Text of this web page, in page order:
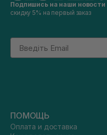
Подпишись на наши новости
скидку 5% на первый заказ
Email
ПОМОЩЬ
Оплата и доставка